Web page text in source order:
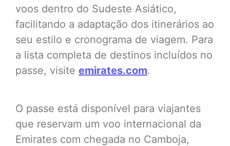
voos dentro do Sudeste Asiático,
facilitando a adaptação dos itinerários ao
seu estilo e cronograma de viagem. Para
a lista completa de destinos incluídos no
passe, visite emirates.com.
O passe está disponível para viajantes
que reservam um voo internacional da
Emirates com chegada no Camboja,